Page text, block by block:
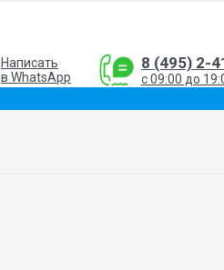
Написать
в WhatsApp
8 (495) 2-
с 09:00 до